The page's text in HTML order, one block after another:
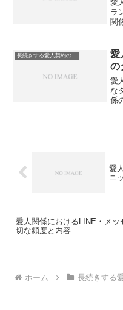
愛
ラ
関
愛
の
愛
な
係
愛
ニ
愛人関係におけるLINE・メッ
切な頻度と内容
ホーム 長続きする